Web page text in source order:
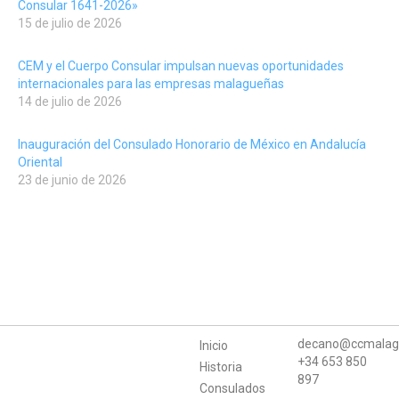
Consular 1641-2026»
15 de julio de 2026
CEM y el Cuerpo Consular impulsan nuevas oportunidades
internacionales para las empresas malagueñas
14 de julio de 2026
Inauguración del Consulado Honorario de México en Andalucía
Oriental
23 de junio de 2026
Inicio
Historia
Consulados
+34 653 850
897